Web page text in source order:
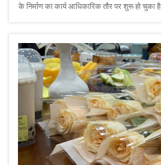
के निर्माण का कार्य आधिकारिक तौर पर शुरू हो चुका
यह मिल...